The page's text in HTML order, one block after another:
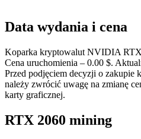
Data wydania i cena
Koparka kryptowalut NVIDIA RTX
Cena uruchomienia – 0.00 $.
Przed podjęciem decyzji o
należy zwrócić uwagę na zmianę
karty graficznej.
RTX 2060 mining